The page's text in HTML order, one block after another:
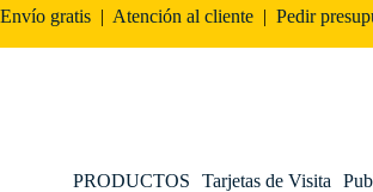
Envío gratis | Atención al cliente | Pedir
PRODUCTOS Tarjetas de Visita